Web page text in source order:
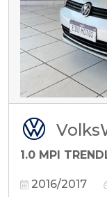
1.0 MPI
2016/2017